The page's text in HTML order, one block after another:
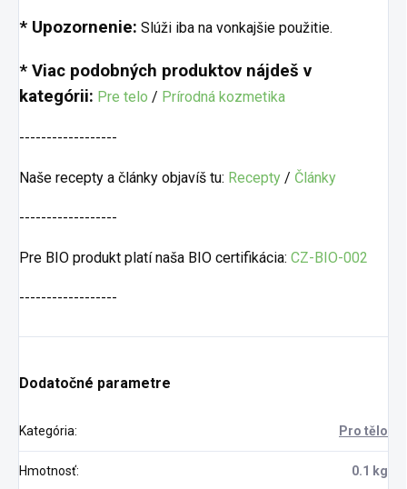
* Upozornenie: Slúži iba na vonkajšie použitie.
* Viac podobných produktov nájdeš v
kategórii: Pre telo / Prírodná kozmetika
------------------
Naše recepty a články objavíš tu: Recepty / Články
------------------
Pre BIO produkt platí naša BIO certifikácia: CZ-BIO-002
------------------
Dodatočné parametre
Kategória: Pro tělo
Hmotnosť: 0.1 kg